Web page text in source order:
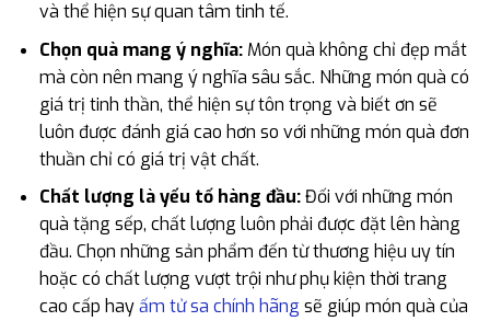
và thể hiện sự quan tâm tinh tế.
Chọn quà mang ý nghĩa:Món quà không chỉ đẹp mắt
mà còn nên mang ý nghĩa sâu sắc. Những món quà có
giá trị tinh thần, thể hiện sự tôn trọng và biết ơn sẽ
luôn được đánh giá cao hơn so với những món quà đơn
thuần chỉ có giá trị vật chất.
Chất lượng là yếu tố hàng đầu:Đối với những món
quà tặng sếp, chất lượng luôn phải được đặt lên hàng
đầu. Chọn những sản phẩm đến từ thương hiệu uy tín
hoặc có chất lượng vượt trội như phụ kiện thời trang
cao cấp hayấm tử sa chính hãng sẽ giúp món quà của